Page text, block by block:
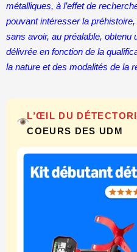
métalliques, à l’effet de
pouvant intéresser la préhistoire,
sans avoir, au préalable, obtenu
délivrée en fonction de la
la nature et des modalités de la
L’ŒIL DU
COEURS DES UDM